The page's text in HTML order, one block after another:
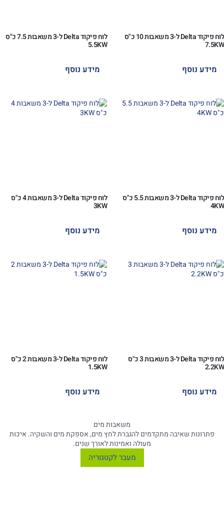
לוח פיקוד Delta ל-3 משאבות 10 כ"ס
7.5KW
מידע נוסף
לוח פיקוד Delta ל-3 משאבות 7.5 כ"ס
5.5KW
מידע נוסף
לוח פיקוד Delta ל-3 משאבות 5.5 כ"ס
4KW
מידע נוסף
לוח פיקוד Delta ל-3 משאבות 4 כ"ס
3KW
מידע נוסף
לוח פיקוד Delta ל-3 משאבות 3 כ"ס
2.2KW
מידע נוסף
לוח פיקוד Delta ל-3 משאבות 2 כ"ס
1.5KW
מידע נוסף
משאבות מים
פתרונות שאיבה מתקדמים להגברת לחץ מים, אספקת מים והשקיה. איכות
מעולה ואמינות לאורך שנים.
מעבר לקטגוריה